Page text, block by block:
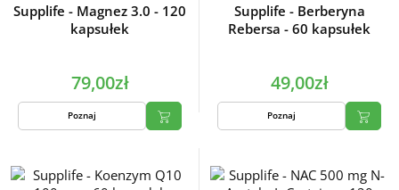
Supplife - Magnez 3.0 - 120
kapsułek
79,00zł
Poznaj
Supplife - Berberyna
Rebersa - 60 kapsułek
49,00zł
Poznaj